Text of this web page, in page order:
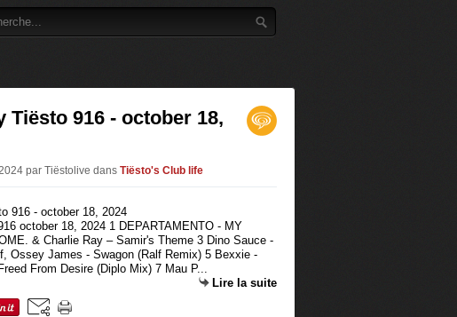
Tiësto 916 - october 18,
par Tiëstolive dans Tiësto's Club life
october 18, 2024 1 DEPARTAMENTO - MY
& Charlie Ray – Samir's Theme 3 Dino Sauce -
Ossey James - Swagon (Ralf Remix) 5 Bexxie -
From Desire (Diplo Mix) 7 Mau P...
Lire la suite